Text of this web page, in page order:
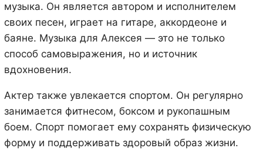
музыка. Он является автором и исполнителем
своих песен, играет на гитаре, аккордеоне и
баяне. Музыка для Алексея — это не только
способ самовыражения, но и источник
вдохновения.
Актер также увлекается спортом. Он регулярно
занимается фитнесом, боксом и рукопашным
боем. Спорт помогает ему сохранять физическую
форму и поддерживать здоровый образ жизни.